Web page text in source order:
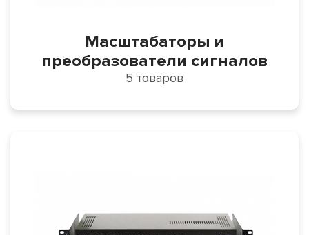
Масштабаторы и
преобразователи сигналов
5 товаров